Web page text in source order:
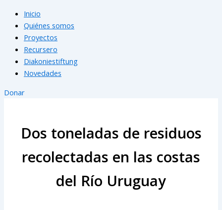
Inicio
Quiénes somos
Proyectos
Recursero
Diakoniestiftung
Novedades
Donar
Dos toneladas de residuos
recolectadas en las costas
del Río Uruguay